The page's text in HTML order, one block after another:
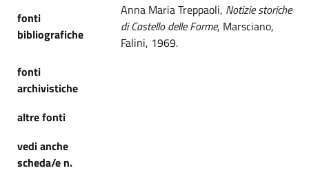
fonti
bibliografiche
Anna Maria Treppaoli, Notizie storiche
di Castello delle Forme, Marsciano,
Falini, 1969.
fonti
archivistiche
altre fonti
vedi anche
scheda/e n.